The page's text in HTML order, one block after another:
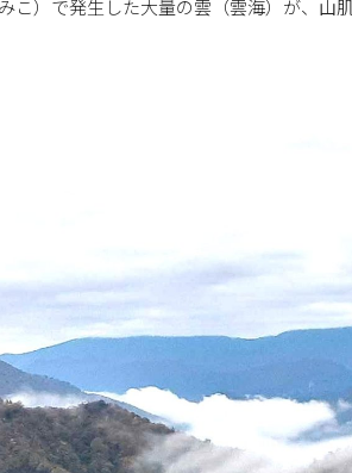
こ）で発生した大量の雲（雲海）が、山